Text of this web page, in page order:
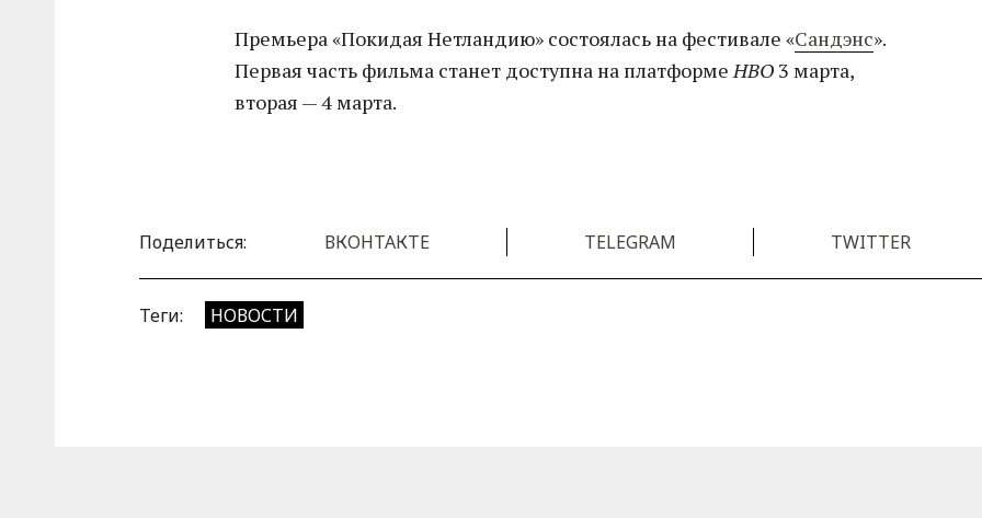
Премьера «Покидая Нетландию» состоялась на фестивале «Сандэнс».
Первая часть фильма станет доступна на платформе HBO 3 марта,
вторая — 4 марта.
Поделиться: ВКОНТАКТЕ TELEGRAM TWITTER
Теги: НОВОСТИ